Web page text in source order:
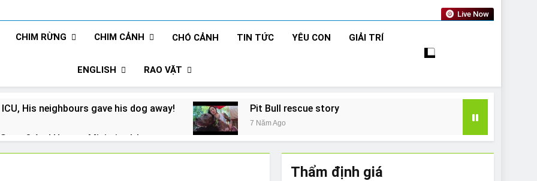
Live Now
CHIM RỪNG CHIM CẢNH CHÓ CẢNH TIN TỨC YÊU CON GIẢI TRÍ
ENGLISH RAO VẶT
His neighbours gave his dog away! Pit Bull rescue story
7 Năm Ago
And How to Minimize It!
Thẩm định giá